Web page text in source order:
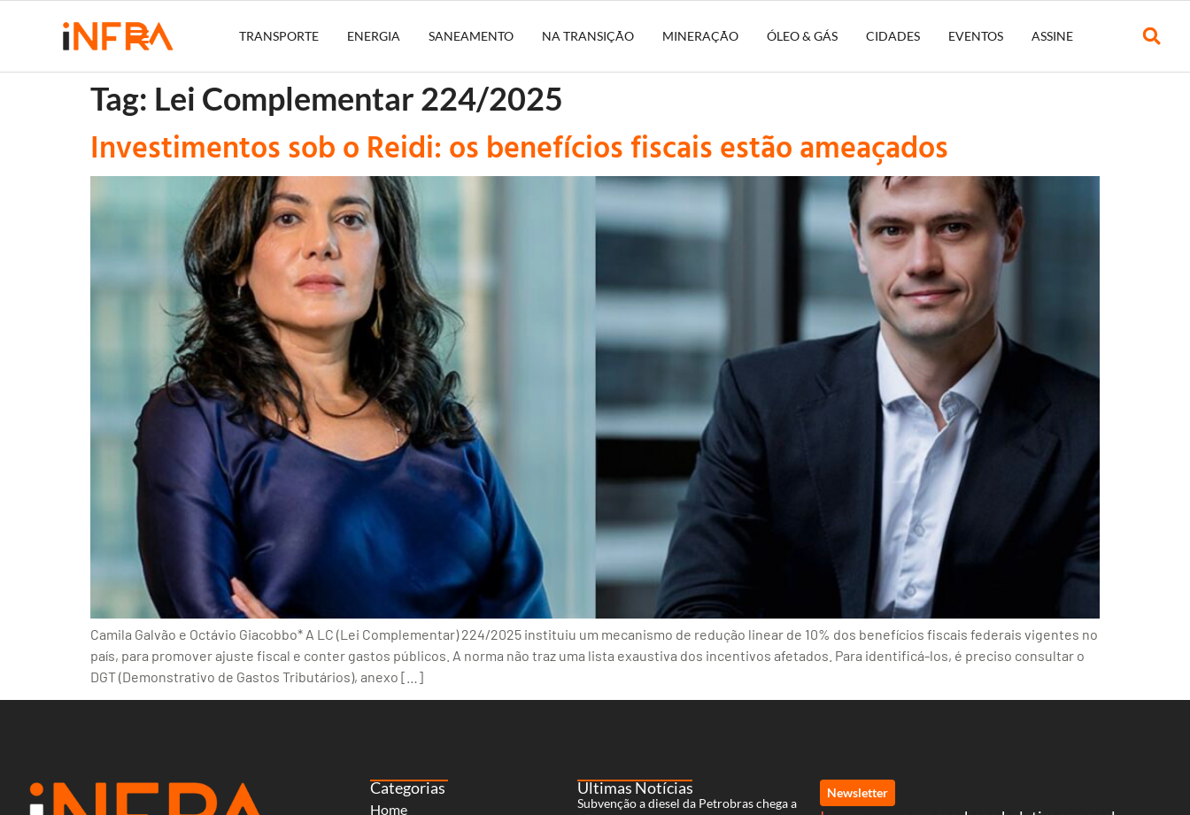
TRANSPORTE ENERGIA SANEAMENTO NA TRANSIÇÃO MINERAÇÃO ÓLEO & GÁS CIDADES EVENTOS ASSINE
Tag: Lei Complementar 224/2025
Investimentos sob o Reidi: os benefícios fiscais estão ameaçados
Camila Galvão e Octávio Giacobbo* A LC (Lei Complementar) 224/2025 instituiu um mecanismo de redução linear de 10% dos benefícios fiscais federais vigentes no
país, para promover ajuste fiscal e conter gastos públicos. A norma não traz uma lista exaustiva dos incentivos afetados. Para identificá-los, é preciso consultar o
DGT (Demonstrativo de Gastos Tributários), anexo […]
Categorias
Home
Últimas Notícias
Subvenção a diesel da Petrobras chega a
Newsletter